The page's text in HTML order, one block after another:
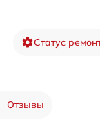
Статус
Отзывы